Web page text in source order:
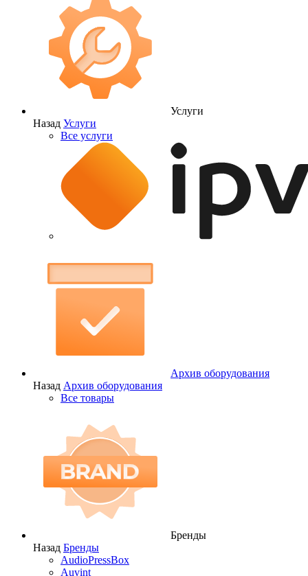
Услуги
Назад Услуги
Все услуги
Архив оборудования
Назад Архив оборудования
Все товары
Бренды
Назад Бренды
AudioPressBox
Auvint